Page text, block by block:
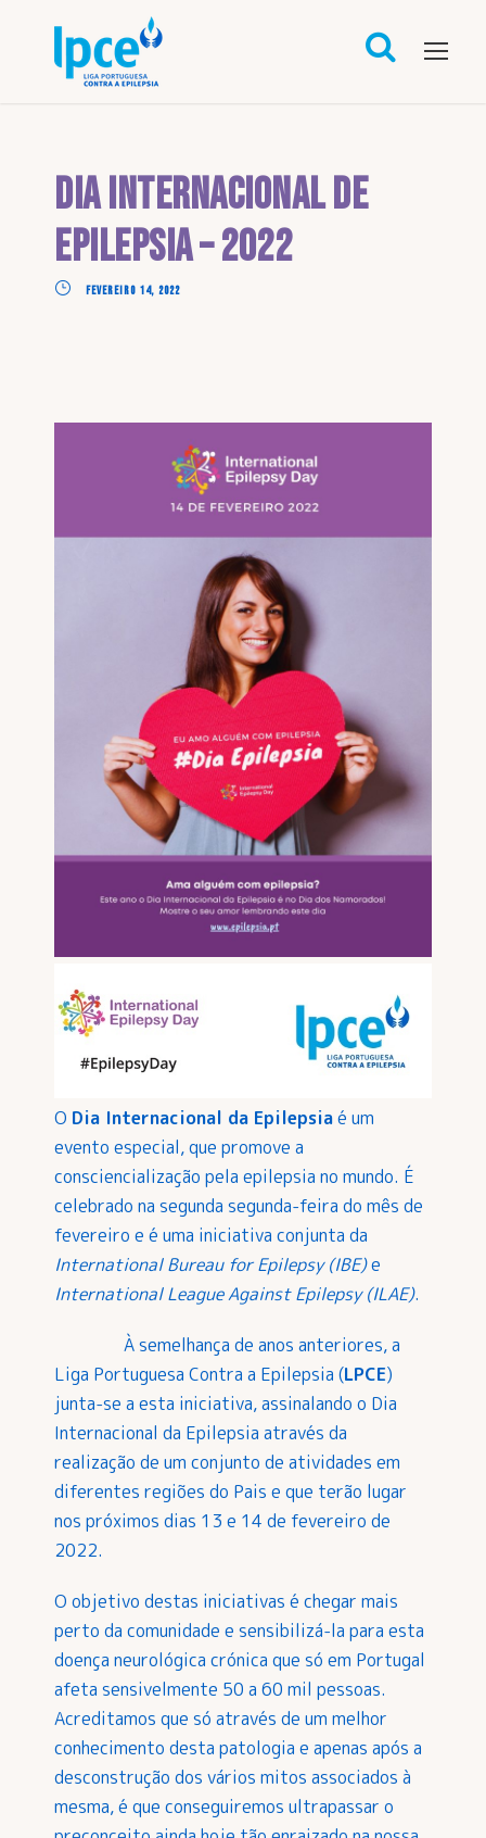
Dia Internacional de
Epilepsia – 2022
FEVEREIRO 14, 2022
O Dia Internacional da Epilepsiaé um
evento especial, que promove a
consciencialização pela epilepsia no mundo. É
celebrado na segunda segunda-feira do mês de
fevereiro e é uma iniciativa conjunta da
International Bureau for Epilepsy (IBE)e
International League Against Epilepsy (ILAE).
À semelhança de anos anteriores, a
Liga Portuguesa Contra a Epilepsia (LPCE)
junta-se a esta iniciativa, assinalando o Dia
Internacional da Epilepsia através da
realização de um conjunto de atividades em
diferentes regiões do Pais e que terão lugar
nos próximos dias 13 e 14 de fevereiro de
2022.
O objetivo destas iniciativas é chegar mais
perto da comunidade e sensibilizá-la para esta
doença neurológica crónica que só em Portugal
afeta sensivelmente 50 a 60 mil pessoas.
Acreditamos que só através de um melhor
conhecimento desta patologia e apenas após a
desconstrução dos vários mitos associados à
mesma, é que conseguiremos ultrapassar o